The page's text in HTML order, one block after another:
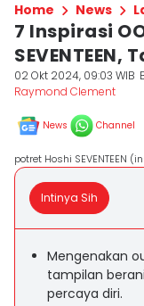
Home News
7 Inspirasi
02 Okt 2024, 09:03 WIB
Raymond Clement
News Channel
potret Hoshi SEVENTEEN
Intinya Sih
Mengenakan
tampilan
percaya diri.